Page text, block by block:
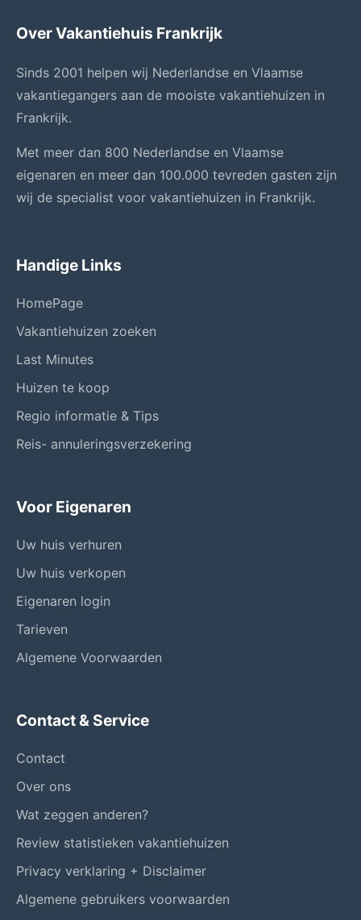
Over Vakantiehuis Frankrijk
Sinds 2001 helpen wij Nederlandse en Vlaamse
vakantiegangers aan de mooiste vakantiehuizen in
Frankrijk.
Met meer dan 800 Nederlandse en Vlaamse
eigenaren en meer dan 100.000 tevreden gasten zijn
wij de specialist voor vakantiehuizen in Frankrijk.
Handige Links
HomePage
Vakantiehuizen zoeken
Last Minutes
Huizen te koop
Regio informatie & Tips
Reis- annuleringsverzekering
Voor Eigenaren
Uw huis verhuren
Uw huis verkopen
Eigenaren login
Tarieven
Algemene Voorwaarden
Contact & Service
Contact
Over ons
Wat zeggen anderen?
Review statistieken vakantiehuizen
Privacy verklaring + Disclaimer
Algemene gebruikers voorwaarden